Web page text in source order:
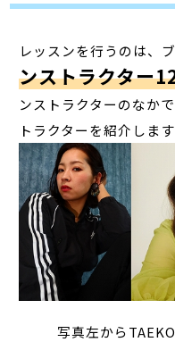
レッスンを行うのは、
ンストラクター
ンストラクターのなか
トラクターを紹介します
写真左から